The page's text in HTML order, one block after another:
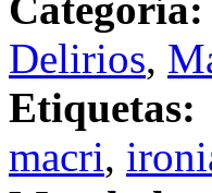
Categoría:
Delirios,
Etiquetas:
macri,